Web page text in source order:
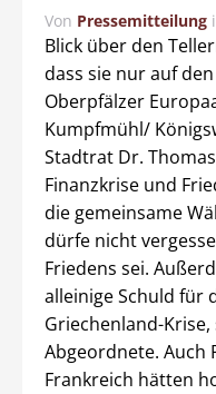
Von Pressemitteilung
Blick über den
dass sie nur auf
Oberpfälzer
Kumpfmühl/
Stadtrat Dr.
Finanzkrise und
die gemeinsame
dürfe nicht
Friedens sei.
alleinige Schuld für
Griechenland-
Abgeordnete. Auch
Frankreich hätten